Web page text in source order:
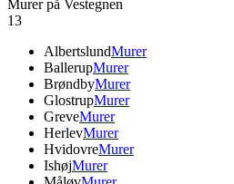
Murer på Vestegnen
13
AlbertslundMurer
BallerupMurer
BrøndbyMurer
GlostrupMurer
GreveMurer
HerlevMurer
HvidovreMurer
IshøjMurer